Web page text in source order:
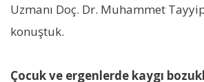
Uzmanı Doç. Dr. Muhammet
konuştuk.
Çocuk ve ergenlerde kaygı